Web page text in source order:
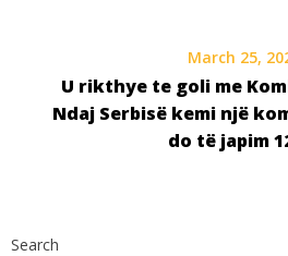
March 25,
U rikthye te goli me
Ndaj Serbisë kemi një
do të japim
Search